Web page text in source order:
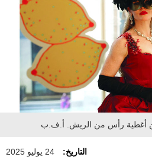
أغطية رأس من الريش. أ.ف.ب
التاريخ: 24 يوليو 2025